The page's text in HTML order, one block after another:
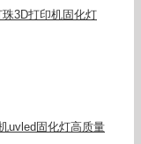
3D打印机固化灯
uvled固化灯高质量